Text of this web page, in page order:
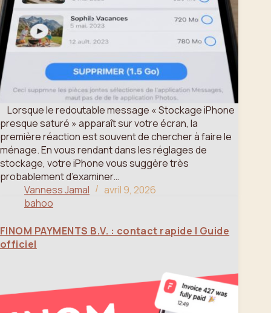
Lorsque le redoutable message « Stockage iPhone
presque saturé » apparaît sur votre écran, la
première réaction est souvent de chercher à faire le
ménage. En vous rendant dans les réglages de
stockage, votre iPhone vous suggère très
probablement d’examiner…
Vanness Jamal
avril 9, 2026
bahoo
FINOM PAYMENTS B.V. : contact rapide | Guide
officiel